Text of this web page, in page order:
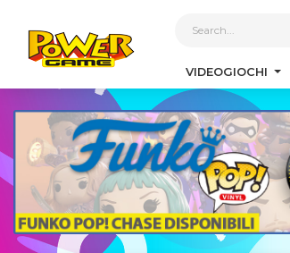
VIDEOGIOCHI